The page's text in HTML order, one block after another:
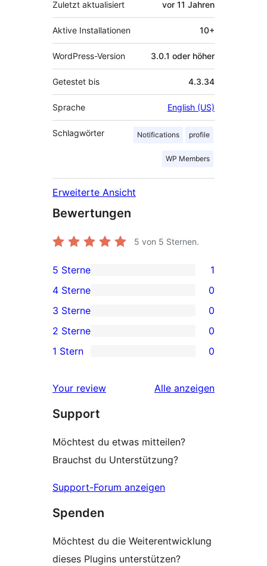
Zuletzt aktualisiert vor 11 Jahren
Aktive Installationen 10+
WordPress-Version 3.0.1 oder höher
Getestet bis 4.3.34
Sprache English (US)
Schlagwörter Notifications profile
WP Members
Erweiterte Ansicht
Bewertungen
5 von 5 Sternen.
1 5-
Sterne-
Rezension
5 Sterne 1
0 4-
Sterne-
Rezensionen
4 Sterne 0
0 3-
Sterne-
Rezensionen
3 Sterne 0
0 2-
Sterne-
2 Sterne 0
0 1-
Rezensionen
1 Stern 0
Your review Alle Rezensionen
anzeigen
Support
Möchtest du etwas mitteilen?
Brauchst du Unterstützung?
Support-Forum anzeigen
Spenden
Möchtest du die Weiterentwicklung
dieses Plugins unterstützen?